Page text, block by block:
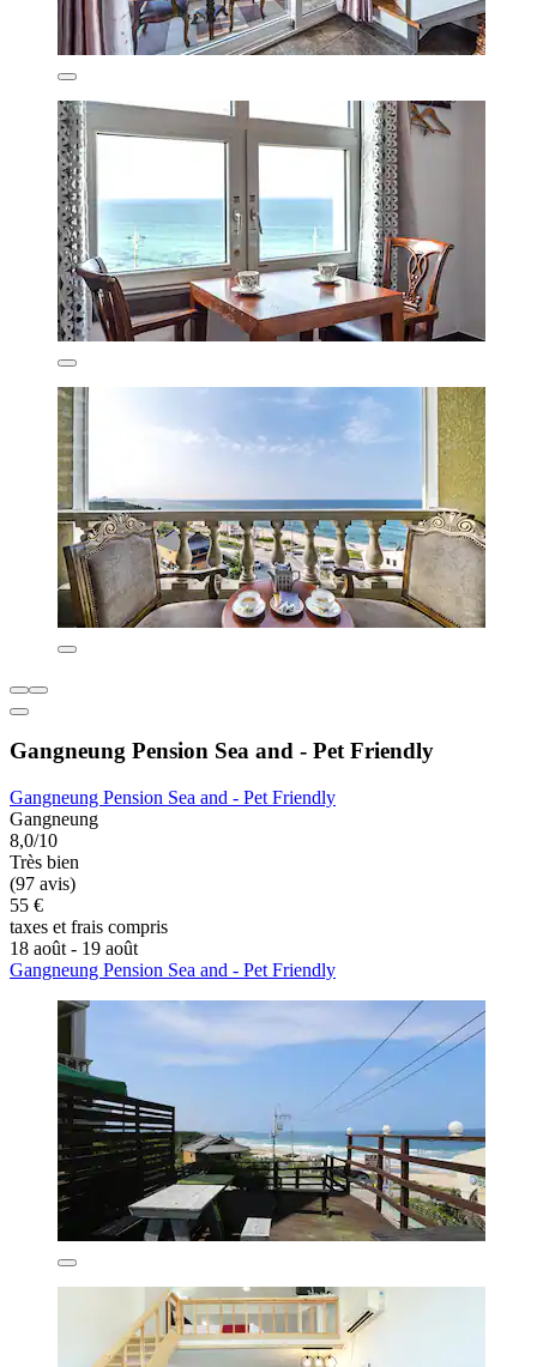
Gangneung Pension Sea and - Pet Friendly
Gangneung Pension Sea and - Pet Friendly
Gangneung
8,0/10
Très bien
(97 avis)
55 €
taxes et frais compris
18 août - 19 août
Gangneung Pension Sea and - Pet Friendly